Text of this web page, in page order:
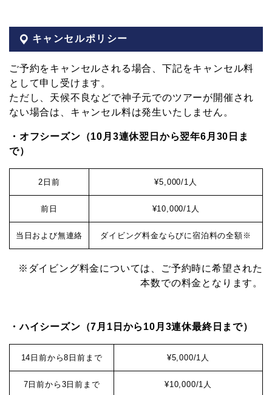
キャンセルポリシー
ご予約をキャンセルされる場合、下記をキャンセル料
として申し受けます。
ただし、天候不良などで神子元でのツアーが開催され
ない場合は、キャンセル料は発生いたしません。
・オフシーズン（10月3連休翌日から翌年6月30日ま
で）
2日前 ¥5,000/1人
前日 ¥10,000/1人
当日および無連絡 ダイビング料金ならびに宿泊料の全額※
※ダイビング料金については、ご予約時に希望された
本数での料金となります。
・ハイシーズン（7月1日から10月3連休最終日まで）
14日前から8日前まで ¥5,000/1人
7日前から3日前まで ¥10,000/1人